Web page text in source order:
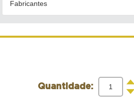
Fabricantes
Quantidade:
+
-